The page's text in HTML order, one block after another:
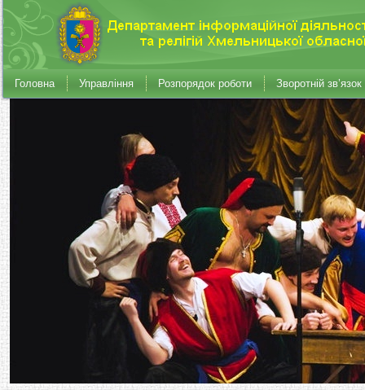
Головна Управління Розпорядок роботи Зворотній зв’язок